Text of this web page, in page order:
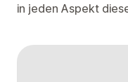
in jeden Aspekt